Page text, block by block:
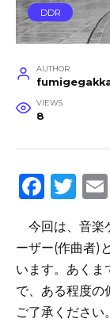
DDR
AUTHOR
VIEWS
8
F
c
e
b
o
T
w
it
te
r
今回は、音楽
ーザー(作曲者)
います。あくま
で、ある程度の
ご了承ください。